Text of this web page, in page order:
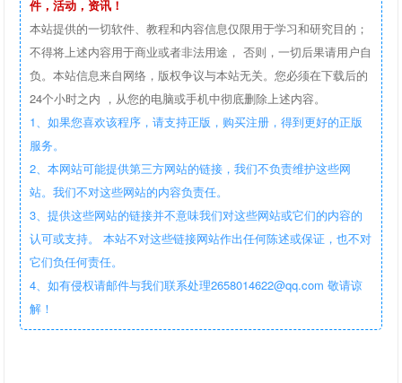
件，活动，资讯！
本站提供的一切软件、教程和内容信息仅限用于学习和研究目的；
不得将上述内容用于商业或者非法用途， 否则，一切后果请用户自
负。本站信息来自网络，版权争议与本站无关。您必须在下载后的
24个小时之内 ，从您的电脑或手机中彻底删除上述内容。
1、如果您喜欢该程序，请支持正版，购买注册，得到更好的正版
服务。
2、本网站可能提供第三方网站的链接，我们不负责维护这些网
站。我们不对这些网站的内容负责任。
3、提供这些网站的链接并不意味我们对这些网站或它们的内容的
认可或支持。 本站不对这些链接网站作出任何陈述或保证，也不对
它们负任何责任。
4、如有侵权请邮件与我们联系处理2658014622@qq.com 敬请谅
解！